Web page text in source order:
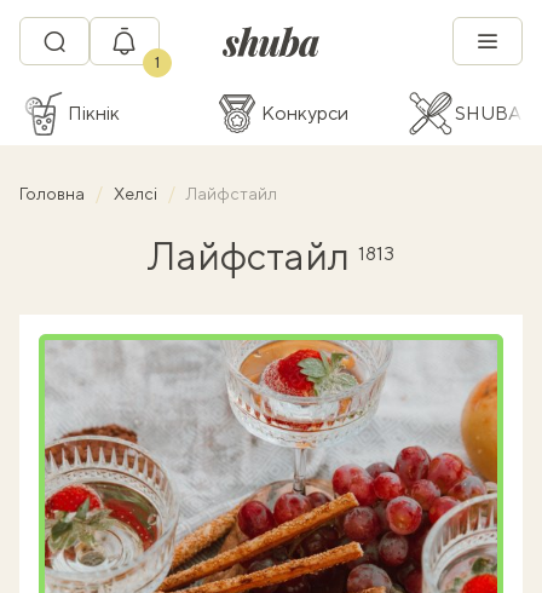
1
Пікнік Конкурси SHUBA
Головна Хелсі Лайфстайл
Лайфстайл 1813